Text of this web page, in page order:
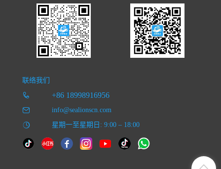
联络我们
+86 18998916956
info@sealionscn.com
星期一至星期日: 9:00 – 18:00